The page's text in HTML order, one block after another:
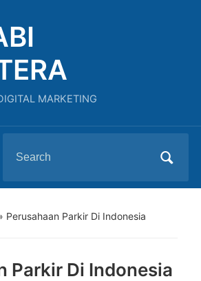
MARKETING
for:
Perusahaan Parkir Di Indonesia
Parkir Di Indonesia